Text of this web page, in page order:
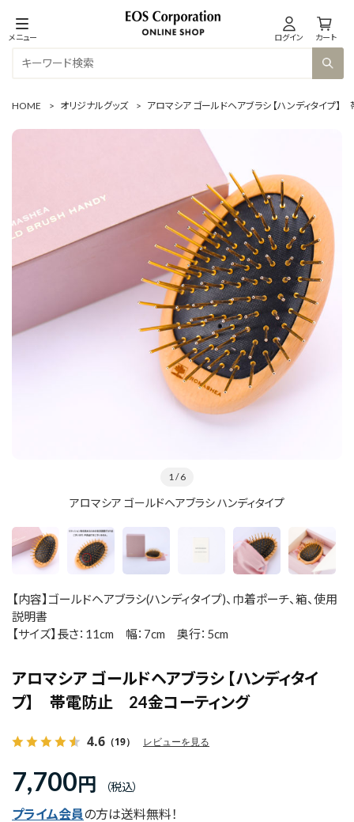
メニュー ログイン カート
HOME > オリジナルグッズ > アロマシア ゴールドヘアブラシ 【ハンディタイプ
1/ 6
アロマシア ゴールドヘアブラシ ハンディタイプ
【内容】ゴールドヘアブラシ(ハンディタイプ)、巾着ポーチ、箱、使用
説明書
【サイズ】長さ：11cm 幅：7cm 奥行：5cm
アロマシア ゴールドヘアブラシ 【ハンディタイ
プ】 帯電防止 24金コーティング
4.6 （19） レビューを見る
7,700円
プライム会員の方は送料無料！